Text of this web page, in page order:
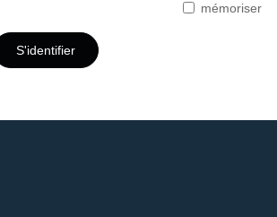
mémoriser
S'identifier